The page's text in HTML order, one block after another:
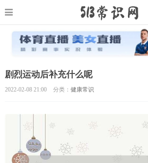
剧烈运动后补充什么呢
2022-02-08 21:00 分类： 健康常识